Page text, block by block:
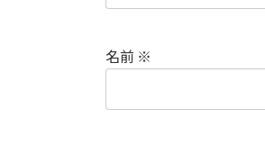
名前 ※